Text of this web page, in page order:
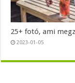
25+ fotó, ami
2023-01-05